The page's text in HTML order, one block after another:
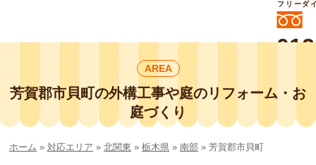
外構工事や庭リフォームは庭づくり業界
No.1チェーン店の
smileガーデンプチ庭づくり事業部にお
任せください！
フリーダ
AREA
芳賀郡市貝町の外構工事や庭のリフォーム・お
庭づくり
ホーム » 対応エリア » 北関東 » 栃木県 » 南部 » 芳賀郡市貝町